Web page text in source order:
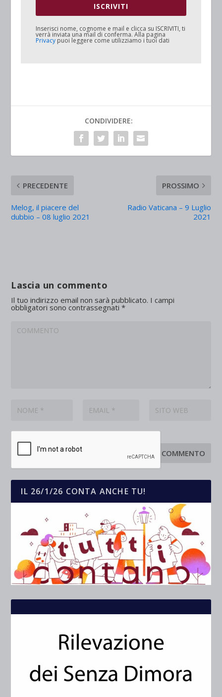
ISCRIVITI
Inserisci nome, cognome e mail e clicca su ISCRIVITI, ti
verrà inviata una mail di conferma. Alla pagina
Privacy puoi leggere come utilizziamo i tuoi dati
CONDIVIDERE:
PRECEDENTE
Melog, il piacere del
dubbio – 08 luglio 2021
PROSSIMO
Radio Vaticana – 9 Luglio
2021
Lascia un commento
Il tuo indirizzo email non sarà pubblicato. I campi
obbligatori sono contrassegnati*
IL 26/1/26 CONTA ANCHE TU!